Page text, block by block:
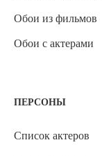
Обои из фильмов
Обои с актерами
ПЕРСОНЫ
Список актеров